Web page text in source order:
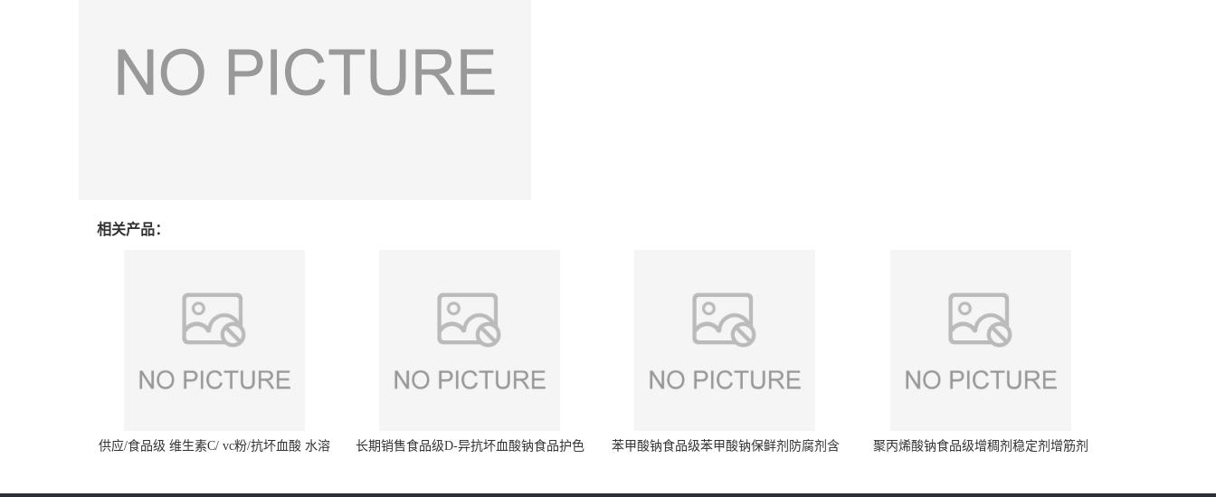
相关产品：
供应/食品级 维生素C/ vc粉/抗坏血酸 水溶
长期销售食品级D-异抗坏血酸钠食品护色
苯甲酸钠食品级苯甲酸钠保鲜剂防腐剂含
聚丙烯酸钠食品级增稠剂稳定剂增筋剂